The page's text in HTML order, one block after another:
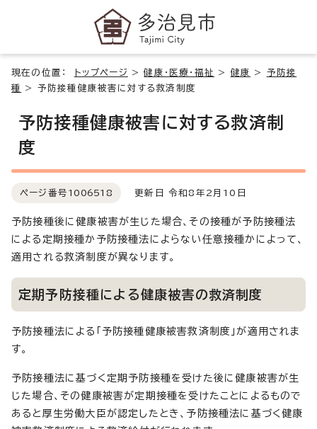
現在の位置： トップページ >健康・医療・福祉 > 健康 > 予防接
種
> 予防接種健康被害に対する救済制度
予防接種健康被害に対する救済制
度
ページ番号 1006518 更新日 令和8年2月10日
予防接種後に健康被害が生じた場合、その接種が予防接種法
による定期接種か予防接種法によらない任意接種かによって、
適用される救済制度が異なります。
定期予防接種による健康被害の救済制度
予防接種法による「予防接種健康被害救済制度」が適用されま
す。
予防接種法に基づく定期予防接種を受けた後に健康被害が生
じた場合、その健康被害が定期接種を受けたことによるもので
あると厚生労働大臣が認定したとき、予防接種法に基づく健康